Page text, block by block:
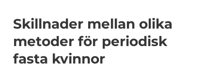
Skillnader mellan olika
metoder för periodisk
fasta kvinnor